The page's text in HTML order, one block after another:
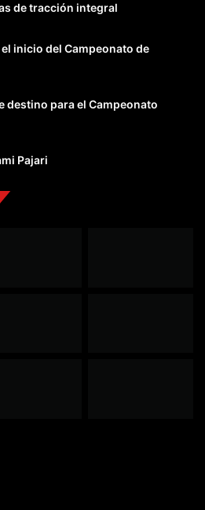
de tracción integral
inicio del Campeonato de
destino para el Campeonato
Pajari